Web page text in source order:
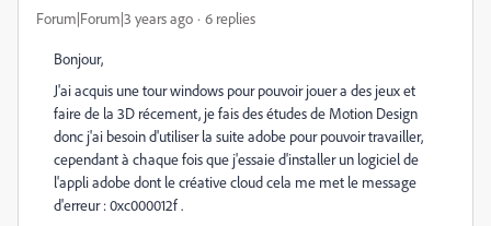
Forum|Forum|3 years ago 6 replies
Bonjour,
J'ai acquis une tour windows pour pouvoir jouer a des jeux et
faire de la 3D récement, je fais des études de Motion Design
donc j'ai besoin d'utiliser la suite adobe pour pouvoir travailler,
cependant à chaque fois que j'essaie d'installer un logiciel de
l'appli adobe dont le créative cloud cela me met le message
d'erreur : 0xc000012f .